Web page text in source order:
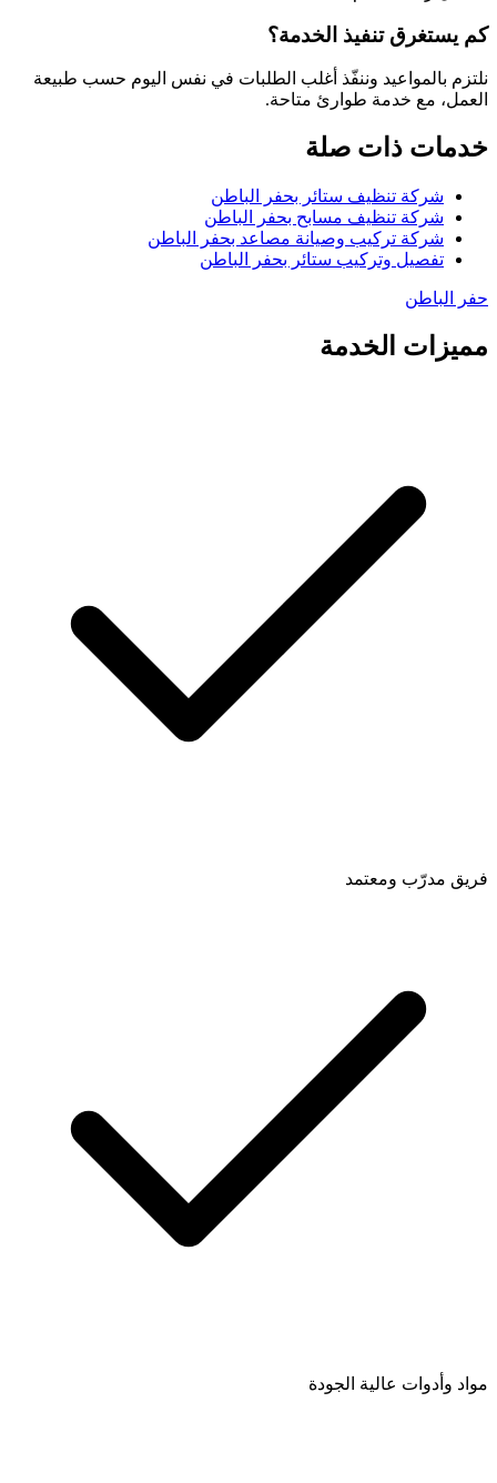
كم يستغرق تنفيذ الخدمة؟
نلتزم بالمواعيد وننفّذ أغلب الطلبات في نفس اليوم حسب طبيعة
العمل، مع خدمة طوارئ متاحة.
خدمات ذات صلة
شركة تنظيف ستائر بحفر الباطن
شركة تنظيف مسابح بحفر الباطن
شركة تركيب وصيانة مصاعد بحفر الباطن
تفصيل وتركيب ستائر بحفر الباطن
حفر الباطن
مميزات الخدمة
فريق مدرّب ومعتمد
مواد وأدوات عالية الجودة